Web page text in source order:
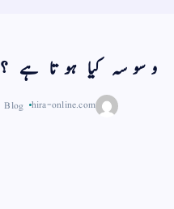
وسوسہ کیا ہوتا ہے ؟
hira-online.com
Blog